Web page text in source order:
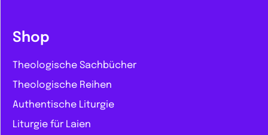
Shop
Theologische Sachbücher
Theologische Reihen
Authentische Liturgie
Liturgie für Laien